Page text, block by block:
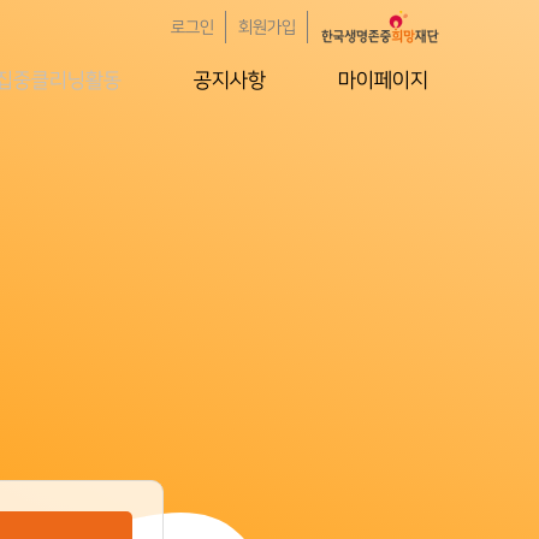
로그인 회원가입
중클리닝활동 공지사항 마이페이지